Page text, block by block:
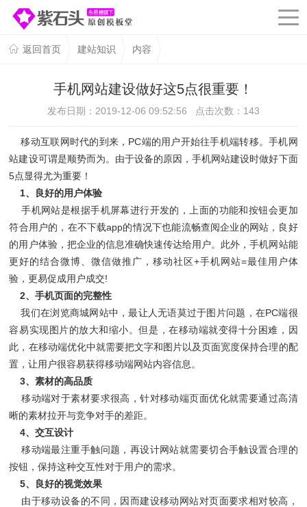
返回首页 建站知识 内容
手机网站建设做好这5点很重要！
发布日期：2019-12-06 09:52:56 点击次数： 143
移动互联网时代的到来，PC端的用户开始往手机端转移。手机网
站建设可谓是顺势而为。由于设备的原因，手机网站建设时做好下面
5点显得尤为重要！
1、良好的用户体验
手机网站是根据手机屏幕进行开发的，上面的功能和按钮会更加
符合用户的，在不下载app的情况下也能流畅查阅企业的网站，良好
的用户体验，把企业的信息准确快速传达给用户。此外，手机网站能
更好的结合微博、微信做推广，移动社区+手机网站=最佳用户体
验，更易促成用户成交!
2、手机页面的完整性
我们在浏览商城网站中，最让人无语莫过于图片问题，在PC端很
容易实现图片的放大和缩小。但是，在移动端就变得十分困难，因
此，在移动端优化中就需要把文字和图片以及页面宽度保持合理的配
置，让用户很容易获得移动端网站内容信息。
3、素材的高品质
移动端对于素材要求很高，针对移动端页面优化就需要通过高清
晰的素材拉开与竞争对手的差距。
4、交互设计
移动端最注重手触问题，再设计网站就需要切合手触设置合理的
按钮，保持这种交互性对于用户的需求。
5、良好的视觉效果
由于移动设备的不同，因而建设移动网站对页面要求相对较高，